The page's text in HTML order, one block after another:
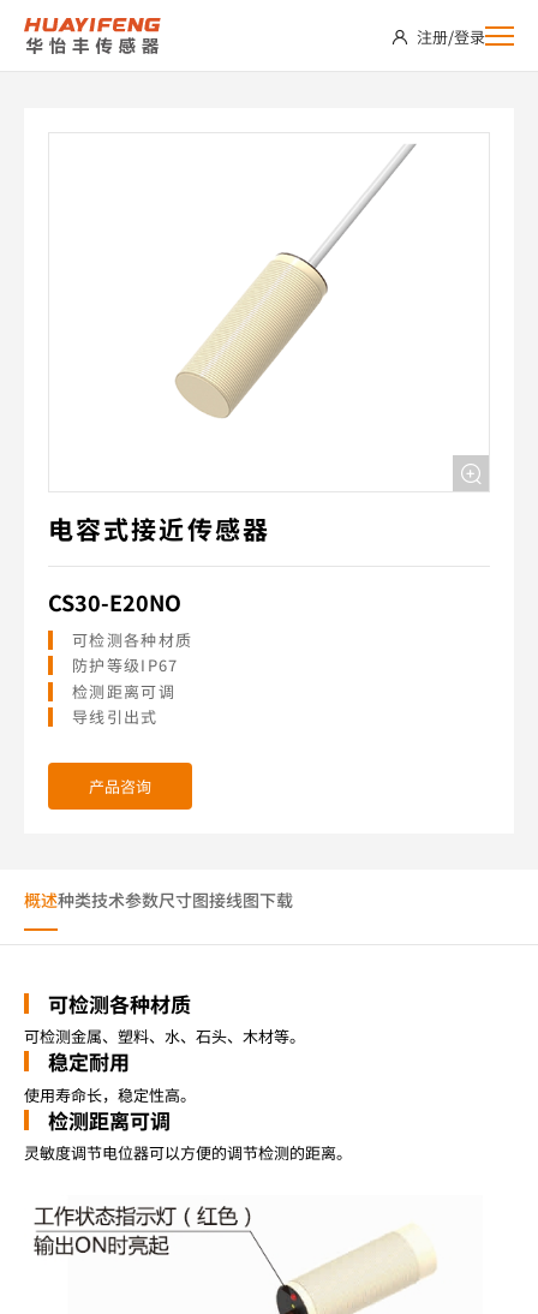
CS30-
E20NO
注册/登录
电容式接近传感器
CS30-E20NO
可检测各种材质
防护等级IP67
检测距离可调
导线引出式
产品咨询
概述种类技术参数尺寸图接线图下载
可检测各种材质
可检测金属、塑料、水、石头、木材等。
稳定耐用
使用寿命长，稳定性高。
检测距离可调
灵敏度调节电位器可以方便的调节检测的距离。